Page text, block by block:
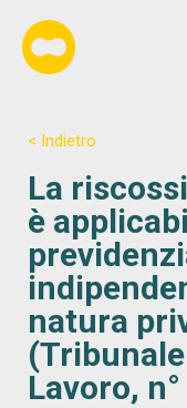
< Indietro
La
è
natura
Lavoro,